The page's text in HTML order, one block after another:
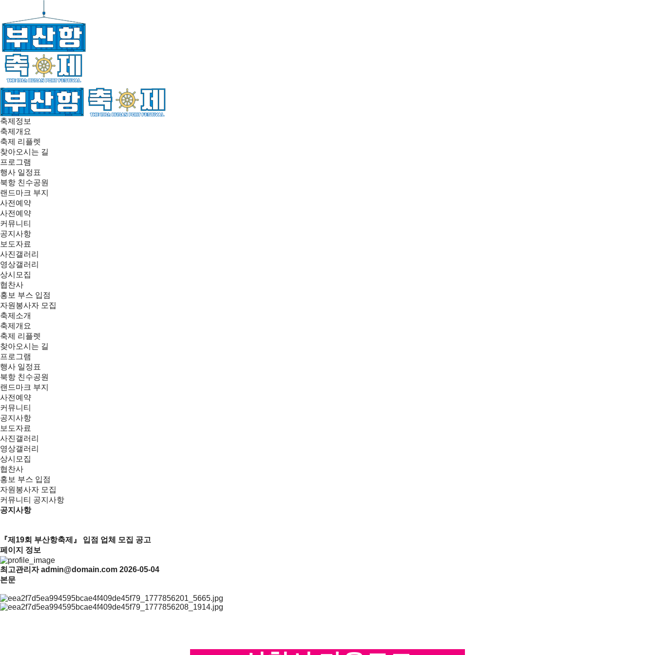
축제정보
축제개요
축제 리플렛
찾아오시는 길
프로그램
행사 일정표
북항 친수공원
랜드마크 부지
사전예약
사전예약
커뮤니티
공지사항
보도자료
사진갤러리
영상갤러리
상시모집
협찬사
홍보 부스 입점
자원봉사자 모집
축제소개
축제개요
축제 리플렛
찾아오시는 길
프로그램
행사 일정표
북항 친수공원
랜드마크 부지
사전예약
커뮤니티
공지사항
보도자료
사진갤러리
영상갤러리
상시모집
협찬사
홍보 부스 입점
자원봉사자 모집
커뮤니티 공지사항
공지사항
『제19회 부산항축제』 입점 업체 모집 공고
페이지 정보
최고관리자 admin@domain.com 2026-05-04
본문